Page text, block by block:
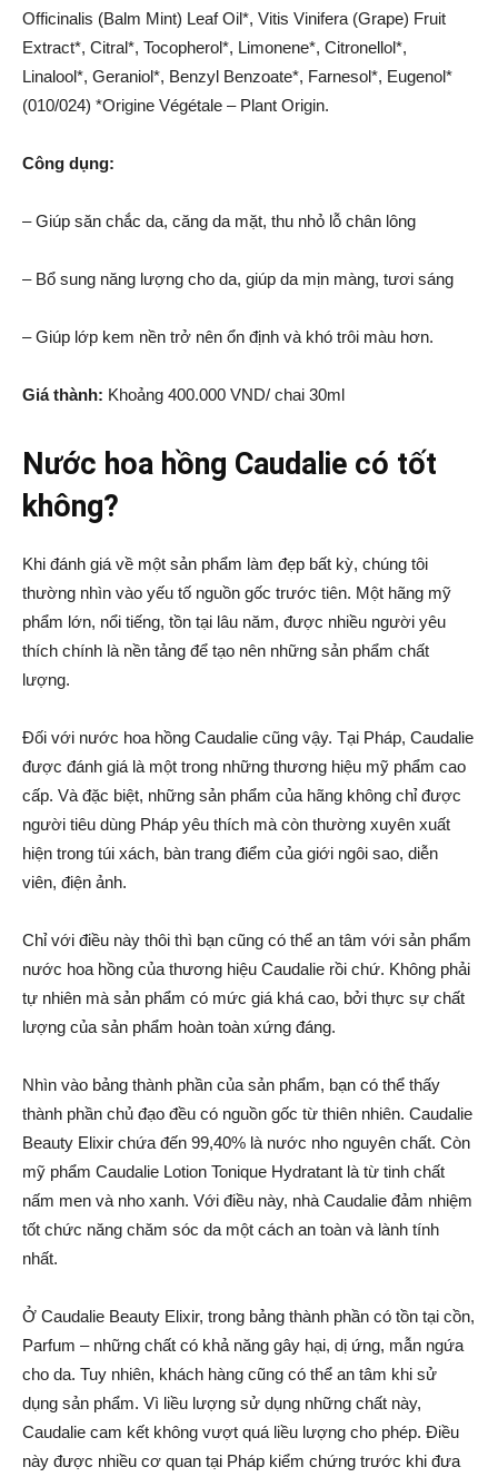
Officinalis (Balm Mint) Leaf Oil*, Vitis Vinifera (Grape) Fruit
Extract*, Citral*, Tocopherol*, Limonene*, Citronellol*,
Linalool*, Geraniol*, Benzyl Benzoate*, Farnesol*, Eugenol*
(010/024) *Origine Végétale – Plant Origin.
Công dụng:
– Giúp săn chắc da, căng da mặt, thu nhỏ lỗ chân lông
– Bổ sung năng lượng cho da, giúp da mịn màng, tươi sáng
– Giúp lớp kem nền trở nên ổn định và khó trôi màu hơn.
Giá thành: Khoảng 400.000 VND/ chai 30ml
Nước hoa hồng Caudalie có tốt
không?
Khi đánh giá về một sản phẩm làm đẹp bất kỳ, chúng tôi
thường nhìn vào yếu tố nguồn gốc trước tiên. Một hãng mỹ
phẩm lớn, nổi tiếng, tồn tại lâu năm, được nhiều người yêu
thích chính là nền tảng để tạo nên những sản phẩm chất
lượng.
Đối với nước hoa hồng Caudalie cũng vậy. Tại Pháp, Caudalie
được đánh giá là một trong những thương hiệu mỹ phẩm cao
cấp. Và đặc biệt, những sản phẩm của hãng không chỉ được
người tiêu dùng Pháp yêu thích mà còn thường xuyên xuất
hiện trong túi xách, bàn trang điểm của giới ngôi sao, diễn
viên, điện ảnh.
Chỉ với điều này thôi thì bạn cũng có thể an tâm với sản phẩm
nước hoa hồng của thương hiệu Caudalie rồi chứ. Không phải
tự nhiên mà sản phẩm có mức giá khá cao, bởi thực sự chất
lượng của sản phẩm hoàn toàn xứng đáng.
Nhìn vào bảng thành phần của sản phẩm, bạn có thể thấy
thành phần chủ đạo đều có nguồn gốc từ thiên nhiên. Caudalie
Beauty Elixir chứa đến 99,40% là nước nho nguyên chất. Còn
mỹ phẩm Caudalie Lotion Tonique Hydratant là từ tinh chất
nấm men và nho xanh. Với điều này, nhà Caudalie đảm nhiệm
tốt chức năng chăm sóc da một cách an toàn và lành tính
nhất.
Ở Caudalie Beauty Elixir, trong bảng thành phần có tồn tại cồn,
Parfum – những chất có khả năng gây hại, dị ứng, mẫn ngứa
cho da. Tuy nhiên, khách hàng cũng có thể an tâm khi sử
dụng sản phẩm. Vì liều lượng sử dụng những chất này,
Caudalie cam kết không vượt quá liều lượng cho phép. Điều
này được nhiều cơ quan tại Pháp kiểm chứng trước khi đưa